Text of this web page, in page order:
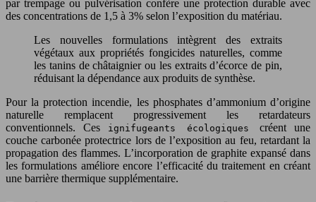
par trempage ou pulvérisation confère une protection durable avec
des concentrations de 1,5 à 3% selon l’exposition du matériau.
Les nouvelles formulations intègrent des extraits
végétaux aux propriétés fongicides naturelles, comme
les tanins de châtaignier ou les extraits d’écorce de pin,
réduisant la dépendance aux produits de synthèse.
Pour la protection incendie, les phosphates d’ammonium d’origine
naturelle remplacent progressivement les retardateurs
conventionnels. Ces
ignifugeants écologiques créent une
couche carbonée protectrice lors de l’exposition au feu, retardant la
propagation des flammes. L’incorporation de graphite expansé dans
les formulations améliore encore l’efficacité du traitement en créant
une barrière thermique supplémentaire.